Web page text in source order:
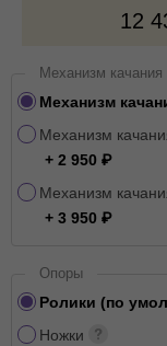
12
Механизм качания
Механизм
Механизм
+ 2 950
Механизм
+ 3 950
Опоры
Ролики (по
Ножки